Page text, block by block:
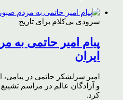
سرودی بی‌کلام برای تاریخ
پیام امیر حاتمی به
ایران
امیر سرلشکر حاتمی در
و آزادگان عالم در مراسم
کرد.